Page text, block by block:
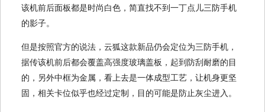
该机前后面板都是时尚白色，简直找不到一丁点儿三防手机
的影子。
但是按照官方的说法，云狐这款新品仍会定位为三防手机，
据传该机前后都会覆盖高强度玻璃盖板，起到防刮耐磨的目
的，另外中框为金属，看上去是一体成型工艺，让机身更坚
固，相关卡位似乎也经过定制，目的可能是防止灰尘进入。